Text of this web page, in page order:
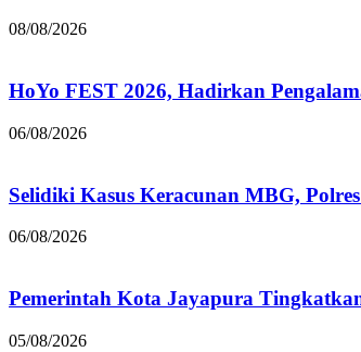
08/08/2026
HoYo FEST 2026, Hadirkan
06/08/2026
Selidiki Kasus Keracunan MBG,
06/08/2026
Pemerintah Kota Jayapura
05/08/2026